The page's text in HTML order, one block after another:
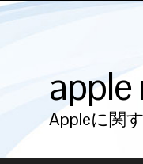
Appleに関